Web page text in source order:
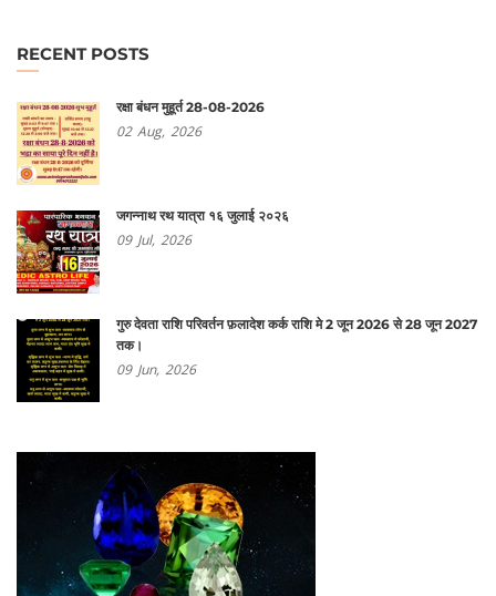
RECENT POSTS
रक्षा बंधन मुहूर्त 28-08-2026
02 Aug, 2026
जगन्नाथ रथ यात्रा १६ जुलाई २०२६
09 Jul, 2026
गुरु देवता राशि परिवर्तन फ़लादेश कर्क राशि मे 2 जून 2026 से 28 जून 2027
तक।
09 Jun, 2026